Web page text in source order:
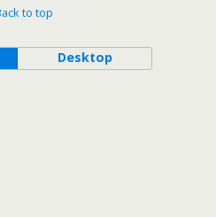
to top
Desktop